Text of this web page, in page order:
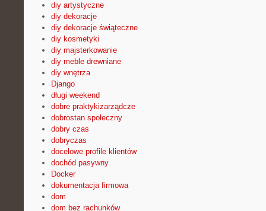
diy artystyczne
diy dekoracje
diy dekoracje świąteczne
diy kosmetyki
diy majsterkowanie
diy meble drewniane
diy wnętrza
Django
długi weekend
dobre praktykizarządcze
dobrostan społeczny
dobry czas
dobryczas
docelowe profile klientów
dochód pasywny
Docker
dokumentacja firmowa
dom
dom bez rachunków